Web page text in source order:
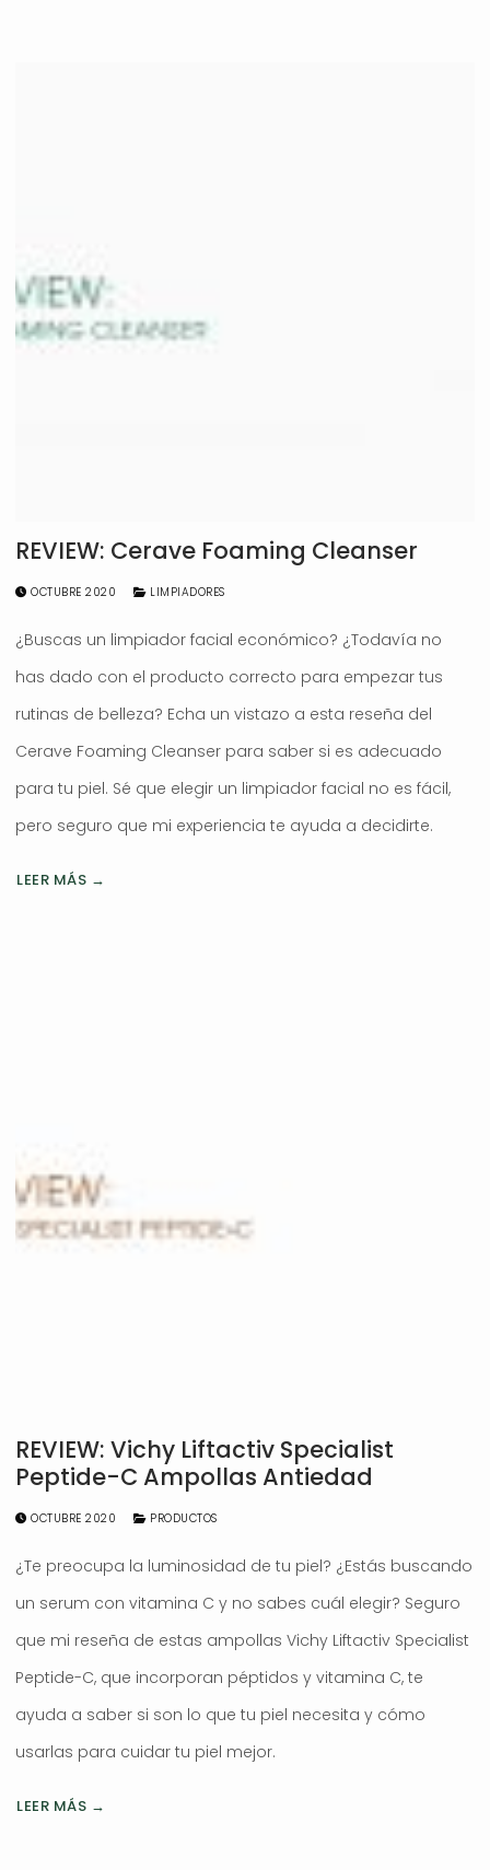
REVIEW: Cerave Foaming Cleanser
OCTUBRE 2020 LIMPIADORES
¿Buscas un limpiador facial económico? ¿Todavía no
has dado con el producto correcto para empezar tus
rutinas de belleza? Echa un vistazo a esta reseña del
Cerave Foaming Cleanser para saber si es adecuado
para tu piel. Sé que elegir un limpiador facial no es fácil,
pero seguro que mi experiencia te ayuda a decidirte.
LEER MÁS →
REVIEW: Vichy Liftactiv Specialist
Peptide-C Ampollas Antiedad
OCTUBRE 2020 PRODUCTOS
¿Te preocupa la luminosidad de tu piel? ¿Estás buscando
un serum con vitamina C y no sabes cuál elegir? Seguro
que mi reseña de estas ampollas Vichy Liftactiv Specialist
Peptide-C, que incorporan péptidos y vitamina C, te
ayuda a saber si son lo que tu piel necesita y cómo
usarlas para cuidar tu piel mejor.
LEER MÁS →